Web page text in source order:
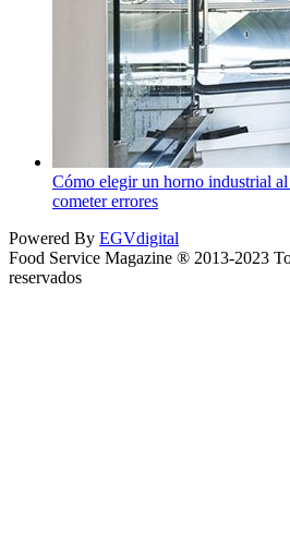
Cómo elegir un horno industrial
cometer errores
Powered By EGVdigital
Food Service Magazine ® 2013-2023
reservados